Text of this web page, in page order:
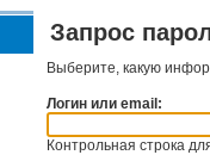
Запрос
Выберите, какую
Логин или email:
Контрольная строка